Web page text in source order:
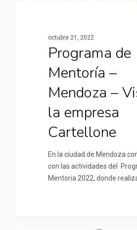
octubre 21, 2022
Programa de
Mentoría –
Mendoza –
la empresa
Cartellone
En la ciudad de Mendoza
con las actividades del
Mentoria 2022, donde